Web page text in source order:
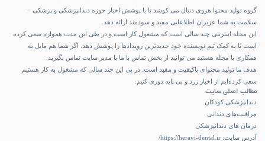
گروه تولید محتوا هروی دنتال می کوشد تا با پوشش اخبار حوزه دندانپزشکی و پزشکی –
سلامت به شما عزیزان اطلاعاتی مفید و سودمند ارائه دهد.
این مجله اینترنتی چند سالی است که مشغول کار است و در طی این مدت همواره سعی کرده
است تا به کمک تیم نویسنده خود جدیدترین رویدادها را پوشش دهد. اگر شما هم مایل به
همکاری با مجله هستید می توانید از بخش تماس با ما با مدیر سایت تماس بگیرید.
هدف ما تولید محتوای باکیفیت و مفید است. در پی این چند سالی که مشغول به کار هستیم
سعی کرده‌ایم از اخبار زرد و بی پایه دوری کنیم.
مطالب اصلی سایت
دندانپزشکی کودکان
مراقبت‌های دندانی
درمان های دندانپزشکی
آدرس سایت:https://heravi-dental.ir/